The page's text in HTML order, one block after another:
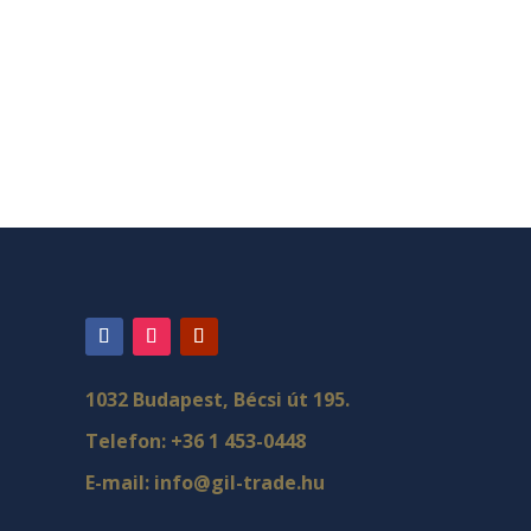
1032 Budapest, Bécsi út 195.
Telefon: +36 1 453-0448
E-mail: info@gil-trade.hu